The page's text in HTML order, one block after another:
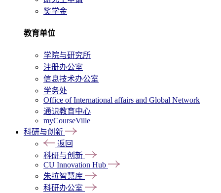
奖学金
教育单位
学院与研究所
注册办公室
信息技术办公室
学务处
Office of International affairs and Global Network
通识教育中心
myCourseVille
科研与创新
返回
科研与创新
CU Innovation Hub
朱拉智慧库
科研办公室